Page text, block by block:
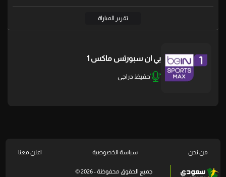
تقرير المباراة
بي ان سبورتس ماكس 1
حفيظ دراجي
من نحن سياسة الخصوصية اعلن معنا
جميع الحقوق محفوظة - 2026 ©